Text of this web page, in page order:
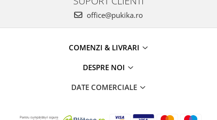
office@pukika.ro
COMENZI & LIVRARI
DESPRE NOI
DATE COMERCIALE